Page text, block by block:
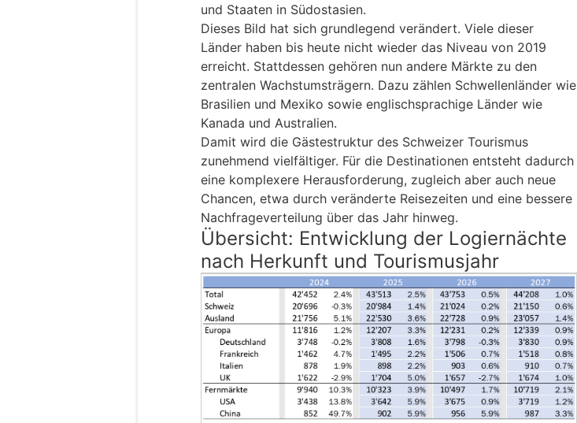
und Staaten in Südostasien.
Dieses Bild hat sich grundlegend verändert. Viele dieser
Länder haben bis heute nicht wieder das Niveau von 2019
erreicht. Stattdessen gehören nun andere Märkte zu den
zentralen Wachstumsträgern. Dazu zählen Schwellenländer wie
Brasilien und Mexiko sowie englischsprachige Länder wie
Kanada und Australien.
Damit wird die Gästestruktur des Schweizer Tourismus
zunehmend vielfältiger. Für die Destinationen entsteht dadurch
eine komplexere Herausforderung, zugleich aber auch neue
Chancen, etwa durch veränderte Reisezeiten und eine bessere
Nachfrageverteilung über das Jahr hinweg.
Übersicht: Entwicklung der Logiernächte
nach Herkunft und Tourismusjahr